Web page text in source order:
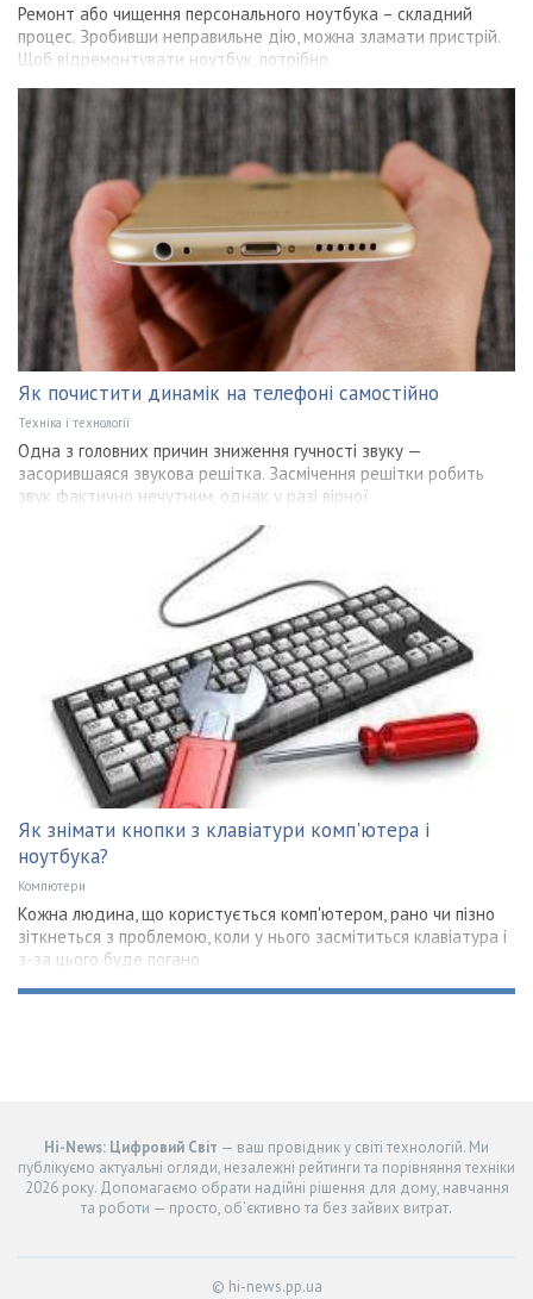
Ремонт або чищення персонального ноутбука – складний
процес. Зробивши неправильне дію, можна зламати пристрій.
Щоб відремонтувати ноутбук, потрібно
Як почистити динамік на телефоні самостійно
Техніка і технології
Одна з головних причин зниження гучності звуку —
засорившаяся звукова решітка. Засмічення решітки робить
звук фактично нечутним, однак у разі вірної
Як знімати кнопки з клавіатури комп'ютера і
ноутбука?
Компютери
Кожна людина, що користується комп'ютером, рано чи пізно
зіткнеться з проблемою, коли у нього засмітиться клавіатура і
з-за цього буде погано
Hi-News: Цифровий Світ — ваш провідник у світі технологій. Ми
публікуємо актуальні огляди, незалежні рейтинги та порівняння техніки
2026 року. Допомагаємо обрати надійні рішення для дому, навчання
та роботи — просто, об’єктивно та без зайвих витрат.
© hi-news.pp.ua